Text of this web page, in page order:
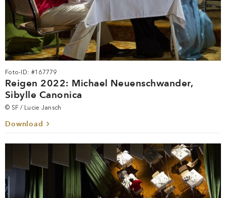
Foto-ID: #167779
Reigen 2022: Michael Neuenschwander,
Sibylle Canonica
© SF / Lucie Jansch
Download